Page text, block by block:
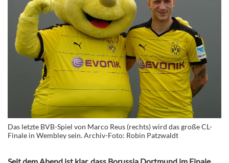
Das letzte BVB-Spiel von Marco Reus (rechts) wird das große CL-
Finale in Wembley sein. Archiv-Foto: Robin Patzwaldt
Seit dem Abend ist klar, dass Borussia Dortmund im Finale